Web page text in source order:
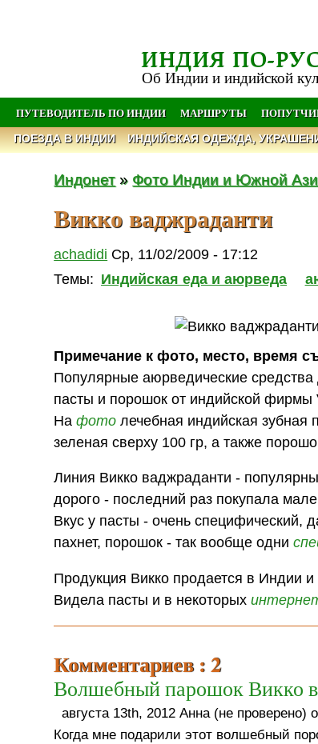
ИНДИЯ ПО-
Об Индии и индийской
ПУТЕВОДИТЕЛЬ ПО ИНДИИ МАРШРУТЫ
ПОЕЗДА В ИНДИИ ИНДИЙСКАЯ ОДЕЖДА,
Индонет» Фото Индии и Южной
Викко ваджраданти
achadidi Ср, 11/02/2009 - 17:12
Темы: Индийская еда и аюрведа
Примечание к фото, место, время
Популярные аюрведические
пасты и порошок от индийской фирмы
Нафото лечебная индийская зубная
зеленая сверху 100 гр, а также
Линия Викко ваджраданти -
дорого - последний раз покупала
Вкус у пасты - очень специфический,
пахнет, порошок - так вообще одни
Продукция Викко продается в Индии
Видела пасты и в некоторых
Комментариев : 2
Волшебный парошок Викко
августа 13th, 2012 Анна (не проверено)
Когда мне подарили этот волшебный